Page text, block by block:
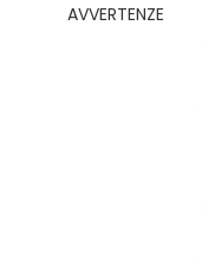
AVVERTENZE